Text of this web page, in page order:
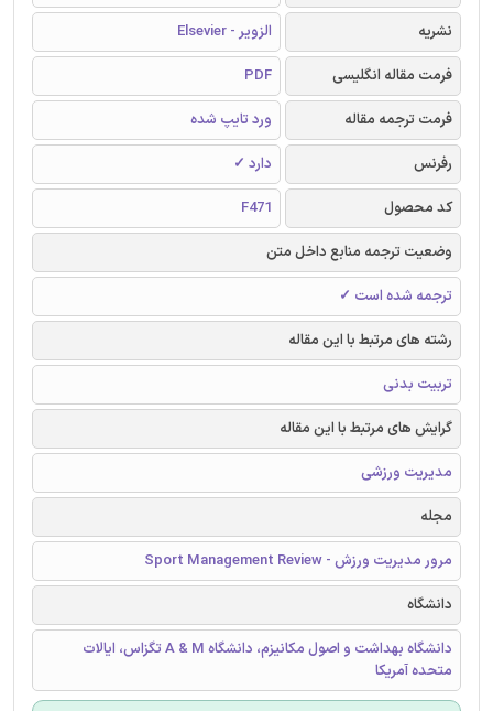
نشریه
الزویر - Elsevier
فرمت مقاله انگلیسی
PDF
فرمت ترجمه مقاله
ورد تایپ شده
رفرنس
دارد ✓
کد محصول
F471
وضعیت ترجمه منابع داخل متن
ترجمه شده است ✓
رشته های مرتبط با این مقاله
تربیت بدنی
گرایش های مرتبط با این مقاله
مدیریت ورزشی
مجله
مرور مدیریت ورزش - Sport Management Review
دانشگاه
دانشگاه بهداشت و اصول مکانیزم، دانشگاه A & M تگزاس، ایالات
متحده آمریکا